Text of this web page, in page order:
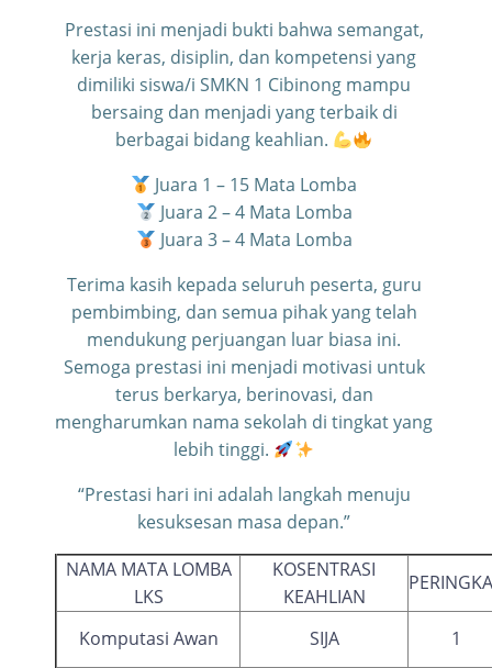
Prestasi ini menjadi bukti bahwa semangat,
kerja keras, disiplin, dan kompetensi yang
dimiliki siswa/i SMKN 1 Cibinong mampu
bersaing dan menjadi yang terbaik di
berbagai bidang keahlian.
Juara 1 – 15 Mata Lomba
Juara 2 – 4 Mata Lomba
Juara 3 – 4 Mata Lomba
Terima kasih kepada seluruh peserta, guru
pembimbing, dan semua pihak yang telah
mendukung perjuangan luar biasa ini.
Semoga prestasi ini menjadi motivasi untuk
terus berkarya, berinovasi, dan
mengharumkan nama sekolah di tingkat yang
lebih tinggi.
“Prestasi hari ini adalah langkah menuju
kesuksesan masa depan.”
NAMA MATA LOMBA
LKS
KOSENTRASI
KEAHLIAN
Komputasi Awan SIJA
1